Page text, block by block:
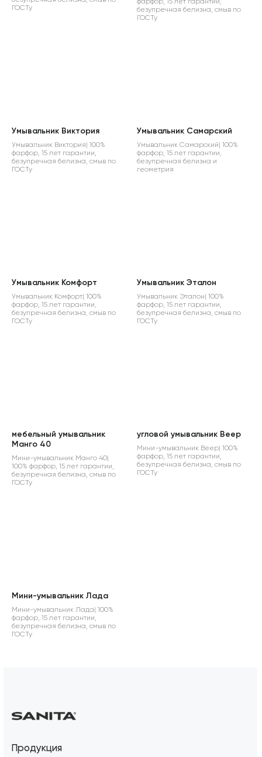
ГОСТу
безупречная белизна, смыв по
ГОСТу
Умывальник Виктория
Умывальник Виктория| 100%
фарфор, 15 лет гарантии,
безупречная белизна, смыв по
ГОСТу
Умывальник Самарский
Умывальник Самарский| 100%
фарфор, 15 лет гарантии,
безупречная белизна и
геометрия
Умывальник Комфорт
Умывальник Комфорт| 100%
фарфор, 15 лет гарантии,
безупречная белизна, смыв по
ГОСТу
Умывальник Эталон
Умывальник Эталон| 100%
фарфор, 15 лет гарантии,
безупречная белизна, смыв по
ГОСТу
мебельный умывальник
Манго 40
Мини-умывальник Манго 40|
100% фарфор, 15 лет гарантии,
безупречная белизна, смыв по
ГОСТу
угловой умывальник Веер
Мини-умывальник Веер| 100%
фарфор, 15 лет гарантии,
безупречная белизна, смыв по
ГОСТу
Мини-умывальник Лада
Мини-умывальник Лада| 100%
фарфор, 15 лет гарантии,
безупречная белизна, смыв по
ГОСТу
Продукция